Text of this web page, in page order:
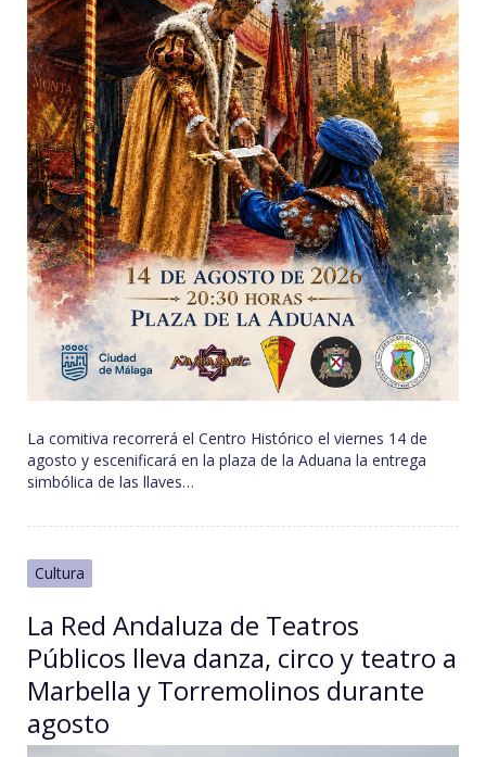
La comitiva recorrerá el Centro Histórico el viernes 14 de
agosto y escenificará en la plaza de la Aduana la entrega
simbólica de las llaves…
Cultura
La Red Andaluza de Teatros
Públicos lleva danza, circo y teatro a
Marbella y Torremolinos durante
agosto